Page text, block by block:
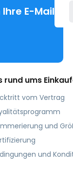
E-Mail
rund ums
vom Vertrag
und
und